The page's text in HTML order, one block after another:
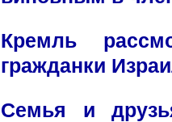
Кремль
гражданки
Семья и